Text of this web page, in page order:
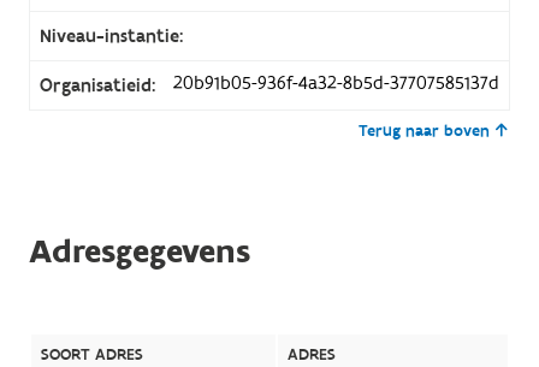
Niveau-instantie:
Organisatieid: 20b91b05-936f-4a32-8b5d-37707585137d
Terug naar boven
Adresgegevens
SOORT ADRES ADRES